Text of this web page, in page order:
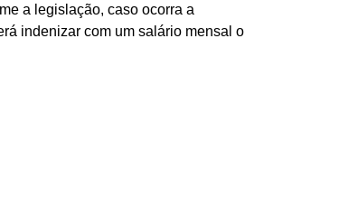
a legislação, caso ocorra a
indenizar com um salário mensal o